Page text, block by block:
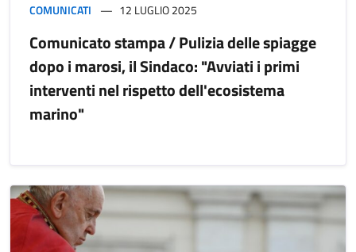
COMUNICATI 12 LUGLIO 2025
Comunicato stampa / Pulizia delle spiagge
dopo i marosi, il Sindaco: "Avviati i primi
interventi nel rispetto dell'ecosistema
marino"